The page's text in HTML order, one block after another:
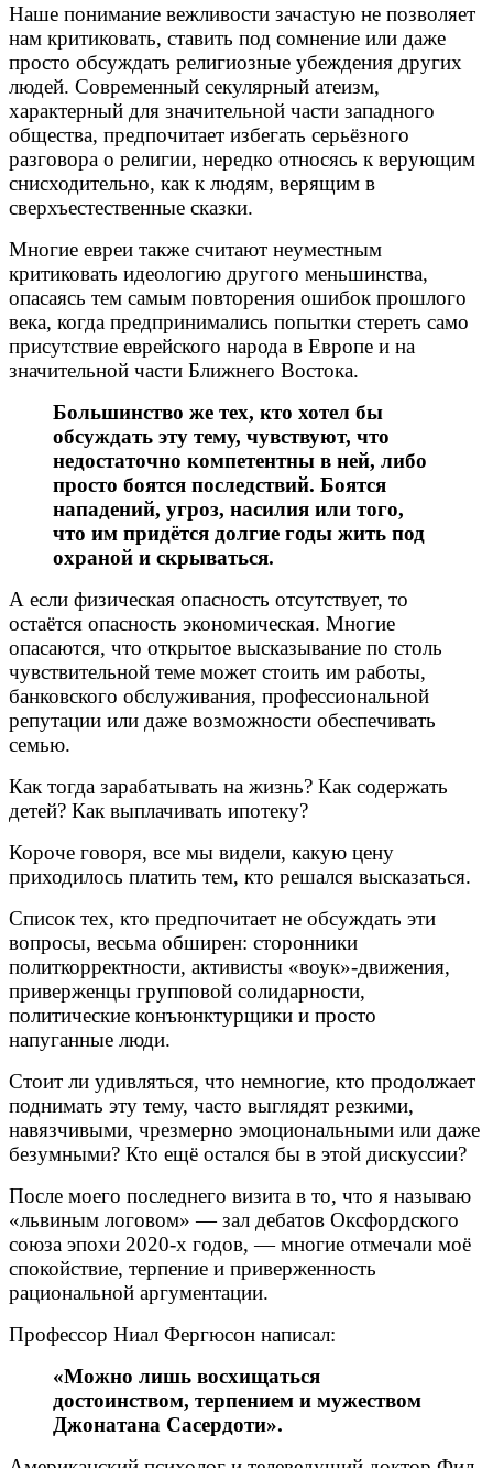
Наше понимание вежливости зачастую не позволяет
нам критиковать, ставить под сомнение или даже
просто обсуждать религиозные убеждения других
людей. Современный секулярный атеизм,
характерный для значительной части западного
общества, предпочитает избегать серьёзного
разговора о религии, нередко относясь к верующим
снисходительно, как к людям, верящим в
сверхъестественные сказки.
Многие евреи также считают неуместным
критиковать идеологию другого меньшинства,
опасаясь тем самым повторения ошибок прошлого
века, когда предпринимались попытки стереть само
присутствие еврейского народа в Европе и на
значительной части Ближнего Востока.
Большинство же тех, кто хотел бы
обсуждать эту тему, чувствуют, что
недостаточно компетентны в ней, либо
просто боятся последствий. Боятся
нападений, угроз, насилия или того,
что им придётся долгие годы жить под
охраной и скрываться.
А если физическая опасность отсутствует, то
остаётся опасность экономическая. Многие
опасаются, что открытое высказывание по столь
чувствительной теме может стоить им работы,
банковского обслуживания, профессиональной
репутации или даже возможности обеспечивать
семью.
Как тогда зарабатывать на жизнь? Как содержать
детей? Как выплачивать ипотеку?
Короче говоря, все мы видели, какую цену
приходилось платить тем, кто решался высказаться.
Список тех, кто предпочитает не обсуждать эти
вопросы, весьма обширен: сторонники
политкорректности, активисты «воук»-движения,
приверженцы групповой солидарности,
политические конъюнктурщики и просто
напуганные люди.
Стоит ли удивляться, что немногие, кто продолжает
поднимать эту тему, часто выглядят резкими,
навязчивыми, чрезмерно эмоциональными или даже
безумными? Кто ещё остался бы в этой дискуссии?
После моего последнего визита в то, что я называю
«львиным логовом» — зал дебатов Оксфордского
союза эпохи 2020-х годов, — многие отмечали моё
спокойствие, терпение и приверженность
рациональной аргументации.
Профессор Ниал Фергюсон написал:
«Можно лишь восхищаться
достоинством, терпением и мужеством
Джонатана Сасердоти».